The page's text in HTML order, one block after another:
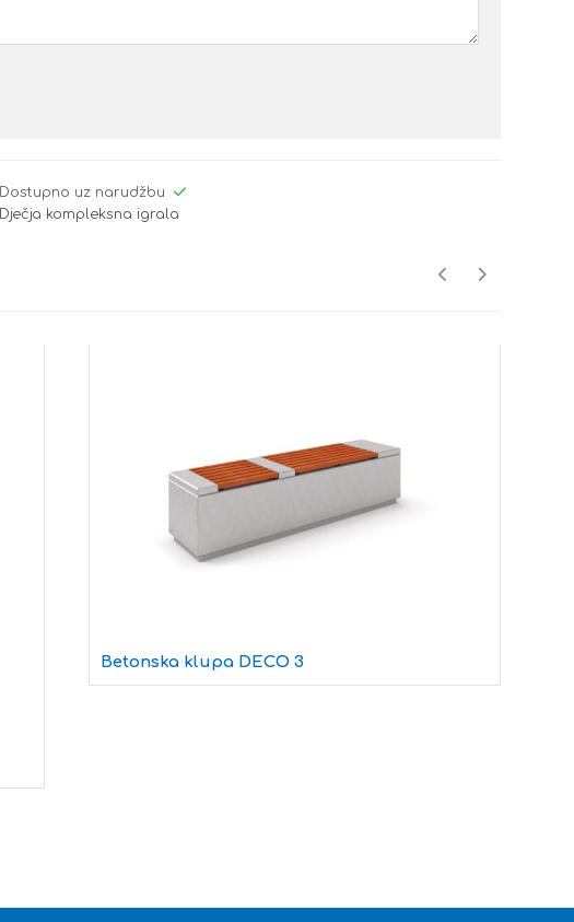
Dostupno uz narudžbu
Dječja kompleksna igrala
Betonska klupa DECO 3